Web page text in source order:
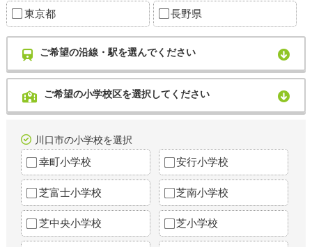
東京都 長野県
ご希望の沿線・駅を選んでください
ご希望の小学校区を選択してください
川口市の小学校を選択
幸町小学校 安行小学校
芝富士小学校 芝南小学校
芝中央小学校 芝小学校